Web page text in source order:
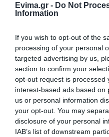
Evima.gr - Do Not
Information
If you wish to opt-out of the
processing of your personal
targeted advertising by us,
section to confirm your
opt-out request is processed
interest-based ads based on
us or personal information
your opt-out. You may
disclosure of your personal
IAB’s list of downstream
e-ΕΦΚΑ και ΔΥΠΑ: Ποιοι
10.08.2026 | 12:40
Κόκκινος συναγερμός
σήμερα στην Εύβοια –
10.08.2026 | 12:20
Πέθανε κτηνοτρόφος
θανάτωση του κοπαδιού